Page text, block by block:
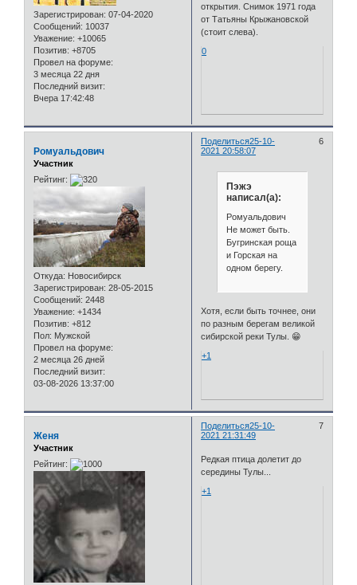
Зарегистрирован: 07-04-2020
Сообщений: 10037
Уважение: +10065
Позитив: +8705
Провел на форуме:
3 месяца 22 дня
Последний визит:
Вчера 17:42:48
открытия. Снимок 1971 года
от Татьяны Крыжановской
(стоит слева).
0
Поделиться 6
25-10-
2021 20:58:07
Ромуальдович
Участник
Рейтинг:
Откуда: Новосибирск
Зарегистрирован: 28-05-2015
Сообщений: 2448
Уважение: +1434
Позитив: +812
Пол: Мужской
Провел на форуме:
2 месяца 26 дней
Последний визит:
03-08-2026 13:37:00
Пэжэ
написал(а):
Ромуальдович
Не может быть.
Бугринская роща
и Горская на
одном берегу.
Хотя, если быть точнее, они
по разным берегам великой
сибирской реки Тулы. 😁
+1
Поделиться 7
25-10-
2021 21:31:49
Женя
Участник
Рейтинг:
Редкая птица долетит до
середины Тулы...
+1